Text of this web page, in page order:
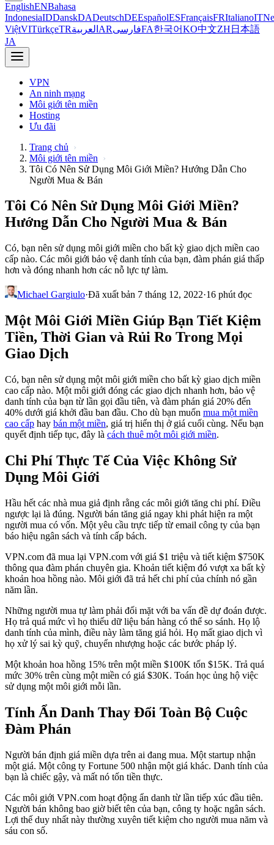
EnglishENBahasa
IndonesiaIDDanskDADeutschDEEspañolESFrançaisFRItalianoIT
ViệtVITürkçeTRالعربية ARفارسیFA한국어KO中文ZH 日本語
JA
VPN
An ninh mạng
Môi giới tên miền
Hosting
Ưu đãi
Trang chủ
Môi giới tên miền
Tôi Có Nên Sử Dụng Môi Giới Miền? Hướng Dẫn Cho
Người Mua & Bán
Tôi Có Nên Sử Dụng Môi Giới Miền?
Hướng Dẫn Cho Người Mua & Bán
Có, bạn nên sử dụng môi giới miền cho bất kỳ giao dịch miền cao
cấp nào. Các môi giới bảo vệ danh tính của bạn, đàm phán giá thấp
hơn và đóng nhanh hơn các nỗ lực tự làm.
Michael Gargiulo·Đã xuất bản 7 tháng 12, 2022·16 phút đọc
Một Môi Giới Miền Giúp Bạn Tiết Kiệm
Tiền, Thời Gian và Rủi Ro Trong Mọi
Giao Dịch
Có, bạn nên sử dụng một môi giới miền cho bất kỳ giao dịch miền
cao cấp nào. Một môi giới đóng các giao dịch nhanh hơn, bảo vệ
danh tính của bạn từ lần gọi đầu tiên, và đàm phán giá 20% đến
40% dưới giá khởi đầu ban đầu. Cho dù bạn muốn mua một miền
cao cấp hay bán một miền, giá trị hiển thị ở giá cuối cùng. Nếu bạn
quyết định tiếp tục, đây là cách thuê một môi giới miền.
Chi Phí Thực Tế Của Việc Không Sử
Dụng Môi Giới
Hầu hết các nhà mua giả định rằng các môi giới tăng chi phí. Điều
ngược lại là đúng. Người bán tăng giá ngay khi phát hiện ra một
người mua có vốn. Một yêu cầu trực tiếp từ email công ty của bạn
báo hiệu ngân sách và tính cấp bách.
VPN.com đã mua lại VPN.com với giá $1 triệu và tiết kiệm $750K
thông qua đàm phán chuyên gia. Khoản tiết kiệm đó vượt xa bất kỳ
khoản hoa hồng nào. Môi giới đã trả hết chi phí của chính nó gần
năm lần.
Những người mua tự làm phải đối mặt với ba vấn đề dự đoán được.
Họ trả quá mức vì họ thiếu dữ liệu bán hàng có thể so sánh. Họ lộ
danh tính của mình, điều này làm tăng giá hỏi. Họ mất giao dịch vì
họ xử lý sai kỳ quỹ, chuyển nhượng hoặc các bước pháp lý.
Một khoản hoa hồng 15% trên một miền $100K tốn $15K. Trả quá
mức 30% trên cùng một miền có giá $30K. Toán học ủng hộ việc
sử dụng một môi giới mỗi lần.
Tính Ẩn Danh Thay Đổi Toàn Bộ Cuộc
Đàm Phán
Người bán định giá miền dựa trên ai đang mua. Một startup nhận
một giá. Một công ty Fortune 500 nhận một giá khác. Danh tính của
bạn là chiếc gậy, và mất nó tốn tiền thực.
Các môi giới VPN.com hoạt động ẩn danh từ lần tiếp xúc đầu tiên.
Người bán không bao giờ biết tên của bạn, công ty hoặc ngân sách.
Lợi thế duy nhất này thường xuyên tiết kiệm cho người mua năm và
sáu con số.